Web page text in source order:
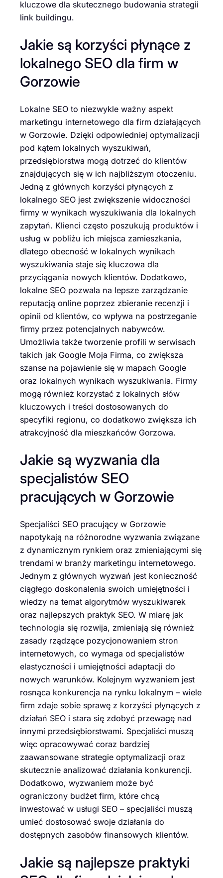
kluczowe dla skutecznego budowania strategii
link buildingu.
Jakie są korzyści płynące z
lokalnego SEO dla firm w
Gorzowie
Lokalne SEO to niezwykle ważny aspekt
marketingu internetowego dla firm działających
w Gorzowie. Dzięki odpowiedniej optymalizacji
pod kątem lokalnych wyszukiwań,
przedsiębiorstwa mogą dotrzeć do klientów
znajdujących się w ich najbliższym otoczeniu.
Jedną z głównych korzyści płynących z
lokalnego SEO jest zwiększenie widoczności
firmy w wynikach wyszukiwania dla lokalnych
zapytań. Klienci często poszukują produktów i
usług w pobliżu ich miejsca zamieszkania,
dlatego obecność w lokalnych wynikach
wyszukiwania staje się kluczowa dla
przyciągania nowych klientów. Dodatkowo,
lokalne SEO pozwala na lepsze zarządzanie
reputacją online poprzez zbieranie recenzji i
opinii od klientów, co wpływa na postrzeganie
firmy przez potencjalnych nabywców.
Umożliwia także tworzenie profili w serwisach
takich jak Google Moja Firma, co zwiększa
szanse na pojawienie się w mapach Google
oraz lokalnych wynikach wyszukiwania. Firmy
mogą również korzystać z lokalnych słów
kluczowych i treści dostosowanych do
specyfiki regionu, co dodatkowo zwiększa ich
atrakcyjność dla mieszkańców Gorzowa.
Jakie są wyzwania dla
specjalistów SEO
pracujących w Gorzowie
Specjaliści SEO pracujący w Gorzowie
napotykają na różnorodne wyzwania związane
z dynamicznym rynkiem oraz zmieniającymi się
trendami w branży marketingu internetowego.
Jednym z głównych wyzwań jest konieczność
ciągłego doskonalenia swoich umiejętności i
wiedzy na temat algorytmów wyszukiwarek
oraz najlepszych praktyk SEO. W miarę jak
technologia się rozwija, zmieniają się również
zasady rządzące pozycjonowaniem stron
internetowych, co wymaga od specjalistów
elastyczności i umiejętności adaptacji do
nowych warunków. Kolejnym wyzwaniem jest
rosnąca konkurencja na rynku lokalnym – wiele
firm zdaje sobie sprawę z korzyści płynących z
działań SEO i stara się zdobyć przewagę nad
innymi przedsiębiorstwami. Specjaliści muszą
więc opracowywać coraz bardziej
zaawansowane strategie optymalizacji oraz
skutecznie analizować działania konkurencji.
Dodatkowo, wyzwaniem może być
ograniczony budżet firm, które chcą
inwestować w usługi SEO – specjaliści muszą
umieć dostosować swoje działania do
dostępnych zasobów finansowych klientów.
Jakie są najlepsze praktyki